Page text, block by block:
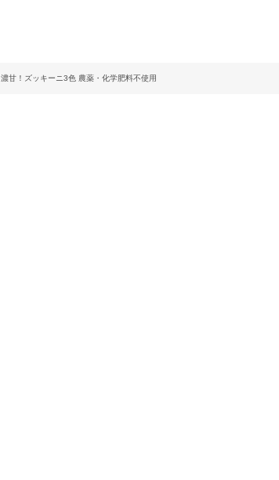
濃甘！ズッキーニ3色 農薬・化学肥料不使用